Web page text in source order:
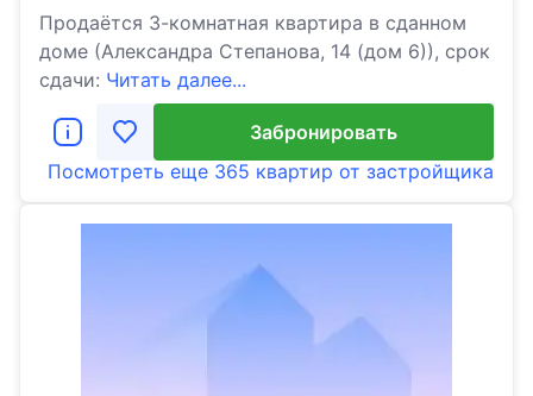
Продаётся 3-комнатная квартира в сданном
доме (Александра Степанова, 14 (дом 6)), срок
сдачи: Читать далее...
Забронировать
Посмотреть еще 365 квартир от застройщика